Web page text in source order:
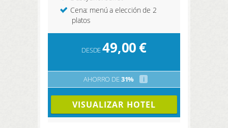
Cena: menú a elección de 2
platos
DESDE49,00€
AHORRO DE31% i
VISUALIZAR HOTEL